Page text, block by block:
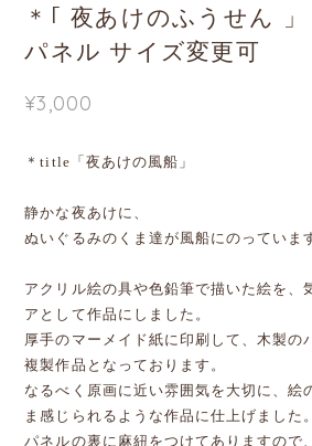
＊｢ 夜あけのふうせん
パネル サイズ変更可
¥3,000
＊title「夜あけの風船」
静かな夜あけに、
ぬいぐるみのくま達が風船にのっていま
アクリル絵の具や色鉛筆で描いた絵を、
アとして作品にしました。
厚手のマーメイド紙に印刷して、木製の
複製作品となっております。
なるべく原画に近い雰囲気を大切に、絵
ま感じられるような作品に仕上げました。
パネルの裏に麻紐をつけてありますので